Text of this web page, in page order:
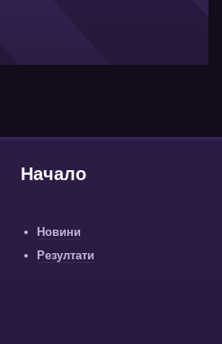
Начало
Новини
Резултати